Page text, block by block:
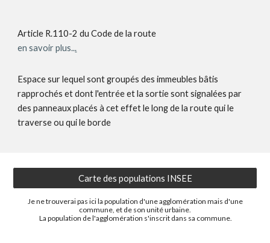
Article R.110-2 du Code de la route
en savoir plus...
Espace sur lequel sont groupés des immeubles bâtis
rapprochés et dont l'entrée et la sortie sont signalées par
des panneaux placés à cet effet le long de la route qui le
traverse ou qui le borde
Carte des populations INSEE
Je ne trouverai pas ici la population d'une agglomération mais d'une
commune, et de son unité urbaine.
La population de l'agglomération s'inscrit dans sa commune.